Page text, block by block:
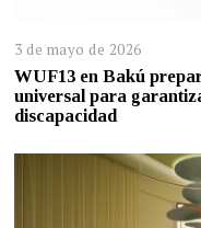
3 de mayo de 2026
WUF13 en Bakú
universal para
discapacidad